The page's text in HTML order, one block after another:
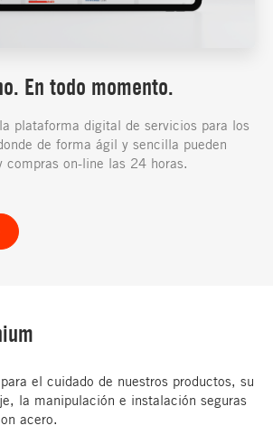
En todo momento.
plataforma digital de servicios para los
de forma ágil y sencilla pueden
compras on-line las 24 horas.
el cuidado de nuestros productos, su
la manipulación e instalación seguras
acero.